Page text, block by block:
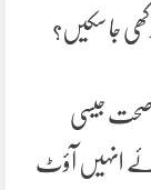
جا سکیں؟
صحت جیسی
انہیں آؤٹ